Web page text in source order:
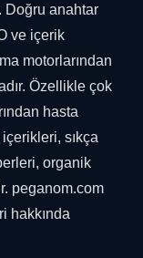
Doğru anahtar
ve içerik
motorlarından
Özellikle çok
hasta
sıkça
organik
peganom.com
hakkında